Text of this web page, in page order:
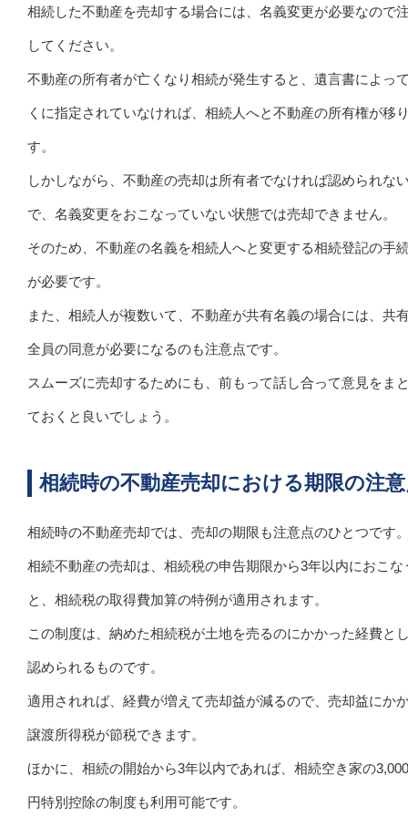
相続した不動産を売却する場合には、名義変更が必要なので
してください。
不動産の所有者が亡くなり相続が発生すると、遺言書によっ
くに指定されていなければ、相続人へと不動産の所有権が移
す。
しかしながら、不動産の売却は所有者でなければ認められな
で、名義変更をおこなっていない状態では売却できません。
そのため、不動産の名義を相続人へと変更する相続登記の手
が必要です。
また、相続人が複数いて、不動産が共有名義の場合には、共
全員の同意が必要になるのも注意点です。
スムーズに売却するためにも、前もって話し合って意見をま
ておくと良いでしょう。
相続時の不動産売却における期限の注
相続時の不動産売却では、売却の期限も注意点のひとつです
相続不動産の売却は、相続税の申告期限から3年以内におこな
と、相続税の取得費加算の特例が適用されます。
この制度は、納めた相続税が土地を売るのにかかった経費と
認められるものです。
適用されれば、経費が増えて売却益が減るので、売却益にか
譲渡所得税が節税できます。
ほかに、相続の開始から3年以内であれば、相続空き家の
円特別控除の制度も利用可能です。